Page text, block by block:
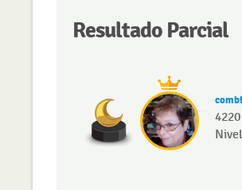
Resultado Parcial
Nivel